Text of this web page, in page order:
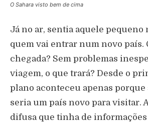
O Sahara visto bem de cima
Já no ar, sentia aquele pequeno
quem vai entrar num novo país.
chegada? Sem problemas
viagem, o que trará? Desde o
plano aconteceu apenas porque
seria um país novo para visitar.
difusa que tinha de informações